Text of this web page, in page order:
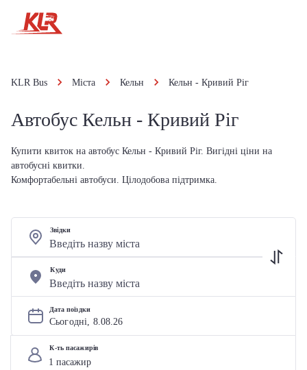
KLR Bus Міста Кельн Кельн - Кривий Ріг
Автобус Кельн - Кривий Ріг
Купити квиток на автобус Кельн - Кривий Ріг. Вигідні ціни на
автобусні квитки.
Комфортабельні автобуси. Цілодобова підтримка.
Звідки
Куди
Дата поїздки
Сьогодні, 8.08.26
К-ть пасажирів